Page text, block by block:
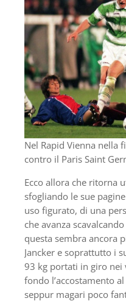
Nel Rapid Vienna nella
contro il Paris Saint
Ecco allora che ritorna
sfogliando le sue
uso figurato, di una
che avanza
questa sembra ancora
Jancker e soprattutto i
93 kg portati in giro
fondo l’accostamento
seppur magari poco